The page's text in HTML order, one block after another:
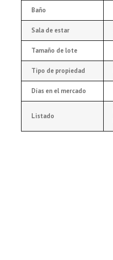
Baño
Sala de estar
Tamaño de lote
Tipo de propiedad
Días en el mercado
Listado